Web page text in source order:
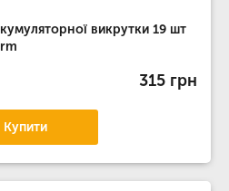
викрутки 19 шт
315 грн
Купити